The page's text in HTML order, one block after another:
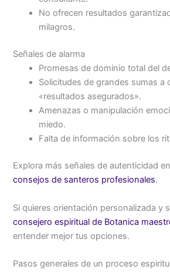
No ofrecen resultados
milagros.
Señales de alarma
Promesas de dominio total del
Solicitudes de grandes sumas a
«resultados asegurados».
Amenazas o manipulación
miedo.
Falta de información sobre los
Explora más señales de autenticidad
consejos de santeros profesionales.
Si quieres orientación personalizada y
consejero espiritual de Botanica
entender mejor tus opciones.
Pasos generales de un proceso